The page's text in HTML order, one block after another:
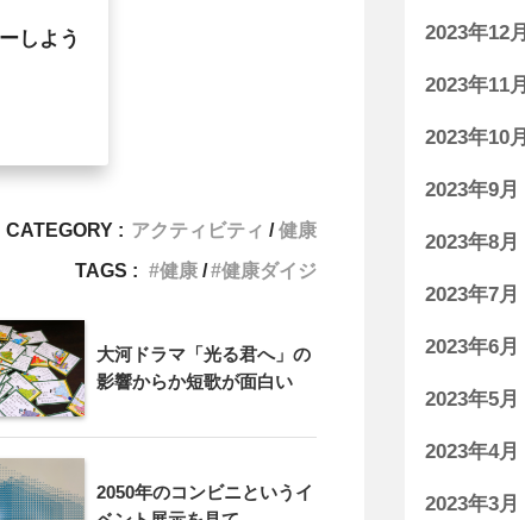
しよう
CATEGORY : アクティビティ
健康
TAGS :
健康 健康ダイジ
大河ドラマ「光る君へ」の
影響からか短歌が面白い
2050年のコンビニというイ
2023年12月
2023年11月
2023年10月
2023年9月
2023年8月
2023年7月
2023年6月
2023年5月
2023年4月
2023年3月